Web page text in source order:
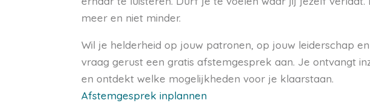
meer en niet minder.
Wil je helderheid op jouw patronen, op jouw leiderschap
vraag gerust een gratis afstemgesprek aan. Je ontvangt
en ontdekt welke mogelijkheden voor je klaarstaan.
Afstemgesprek inplannen